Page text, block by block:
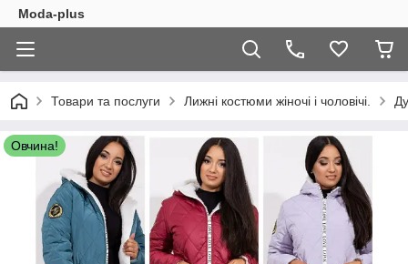
Moda-plus
Товари та послуги Лижні костюми жіночі і чоловічі.
Овчина!